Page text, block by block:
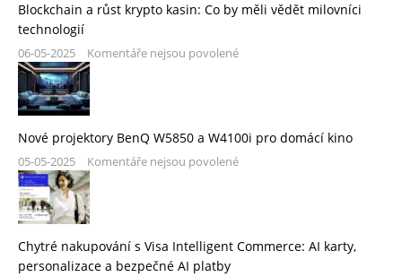
Blockchain a růst krypto kasin: Co by měli vědět milovníci
technologií
06-05-2025 Komentáře nejsou povolené
Nové projektory BenQ W5850 a W4100i pro domácí kino
05-05-2025 Komentáře nejsou povolené
Chytré nakupování s Visa Intelligent Commerce: AI karty,
personalizace a bezpečné AI platby